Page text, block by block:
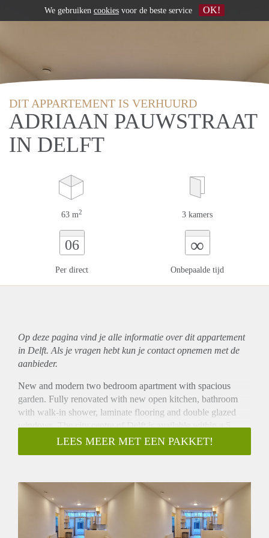
DIT APPARTEMENT IS VERHUURD
ADRIAAN PAUWSTRAAT
IN DELFT
63 m2 3 kamers
06
Per direct
∞
Onbepaalde tijd
Op deze pagina vind je alle informatie over ditappartement
in Delft. Als je vragen hebt kun je contact opnemen met de
aanbieder.
New and modern two bedroom apartment with spacious
garden. Fully renovated with new open kitchen, bathroom
with walk-in shower, laminate flooring and double glazed
windows. The city centre of Delft is available within a 5
minute bike ride!
Layout
and a dishwasher. Doors to the bedroom with double bed.
Bathroom with walk-in shower, sink and towel radiator.
Wooden laminate flooring, double glazed and centrally
heated. Garden located at the back.
LEES MEER MET EEN PAKKET!
We gebruiken cookies voor de beste service OK!